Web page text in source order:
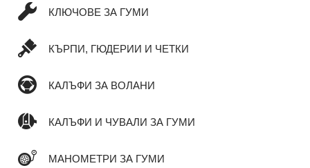
КЛЮЧОВЕ ЗА ГУМИ
КЪРПИ, ГЮДЕРИИ И ЧЕТКИ
КАЛЪФИ ЗА ВОЛАНИ
КАЛЪФИ И ЧУВАЛИ ЗА ГУМИ
МАНОМЕТРИ ЗА ГУМИ